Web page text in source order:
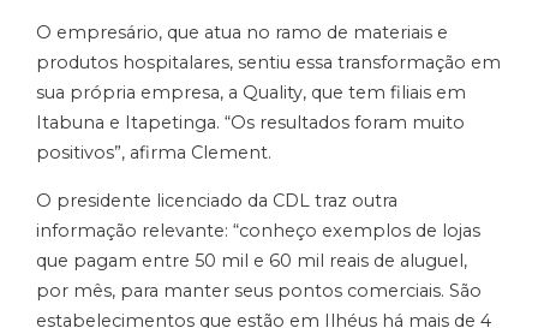
O empresário, que atua no ramo de materiais e
produtos hospitalares, sentiu essa transformação em
sua própria empresa, a Quality, que tem filiais em
Itabuna e Itapetinga. “Os resultados foram muito
positivos”, afirma Clement.
O presidente licenciado da CDL traz outra
informação relevante: “conheço exemplos de lojas
que pagam entre 50 mil e 60 mil reais de aluguel,
por mês, para manter seus pontos comerciais. São
estabelecimentos que estão em Ilhéus há mais de 4